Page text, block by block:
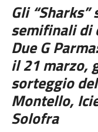
Gli
semifinali di
Due G
il 21 marzo,
sorteggio
Montello,
Solofra